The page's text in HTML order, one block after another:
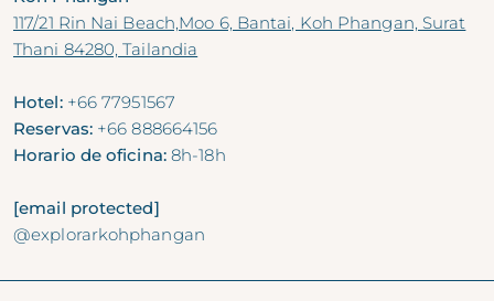
117/21 Rin Nai Beach,Moo 6, Bantai, Koh Phangan, Surat
Thani 84280, Tailandia
Hotel: +66 77951567
Reservas: +66 888664156
Horario de oficina:8h-18h
[email protected]
@explorarkohphangan